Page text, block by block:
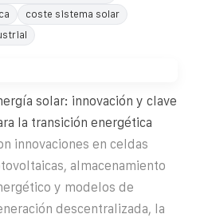
coste sistema solar
solar: innovación y clave
la transición energética
innovaciones en celdas
almacenamiento
y modelos de
descentralizada, la